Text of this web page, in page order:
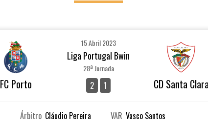
FC Porto
15 Abril 2023
Liga Portugal Bwin
28ª Jornada
2 1 CD Santa
Árbitro Cláudio Pereira VAR Vasco Santos